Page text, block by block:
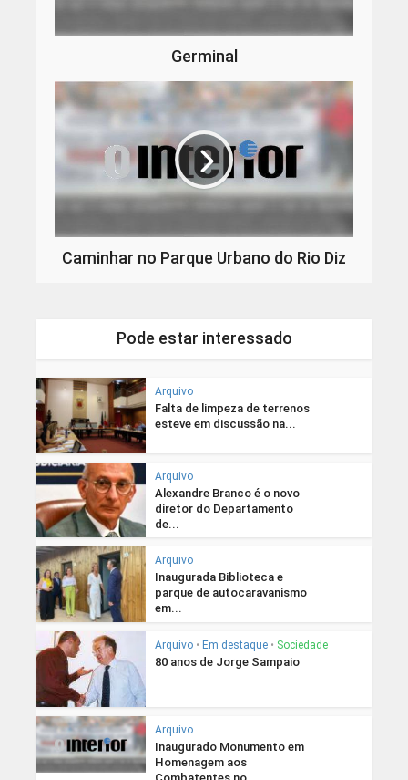
Germinal
Caminhar no Parque Urbano do Rio Diz
Pode estar interessado
Arquivo
Falta de limpeza de terrenos
esteve em discussão na...
Arquivo
Alexandre Branco é o novo
diretor do Departamento
de...
Arquivo
Inaugurada Biblioteca e
parque de autocaravanismo
em...
Arquivo • Em destaque • Sociedade
80 anos de Jorge Sampaio
Arquivo
Inaugurado Monumento em
Homenagem aos